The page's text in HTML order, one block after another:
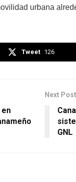
urbana
Tweet 126
Next Post
GNL